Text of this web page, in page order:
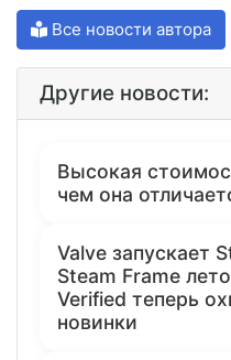
Все новости автора
Другие новости:
Высокая
чем она
Valve запускает
Steam Frame
Verified теперь
новинки